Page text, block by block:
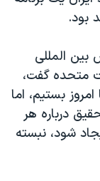
بود.
بین المللی
متحده گفت،
بستیم، اما
درباره هر
شود، نبسته